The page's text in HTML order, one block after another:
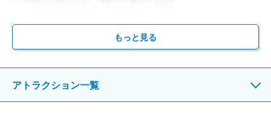
もっと見る
アトラクション一覧